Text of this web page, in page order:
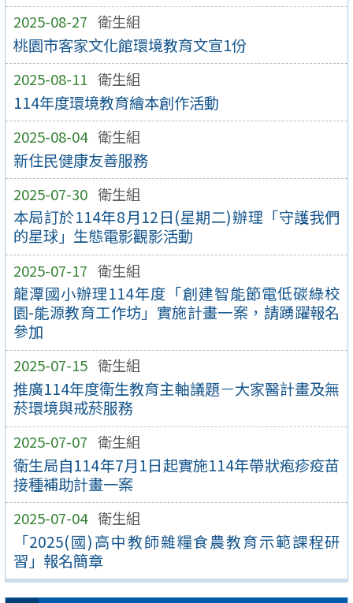
2025-08-27 衛生組
桃園市客家文化館環境教育文宣1份
2025-08-11 衛生組
114年度環境教育繪本創作活動
2025-08-04 衛生組
新住民健康友善服務
2025-07-30 衛生組
本局訂於114年8月12日(星期二)辦理「守護我們
的星球」生態電影觀影活動
2025-07-17 衛生組
龍潭國小辦理114年度「創建智能節電低碳綠校
園-能源教育工作坊」實施計畫一案，請踴躍報名
參加
2025-07-15 衛生組
推廣114年度衛生教育主軸議題－大家醫計畫及無
菸環境與戒菸服務
2025-07-07 衛生組
衛生局自114年7月1日起實施114年帶狀疱疹疫苗
接種補助計畫一案
2025-07-04 衛生組
「2025(國)高中教師雜糧食農教育示範課程研
習」報名簡章